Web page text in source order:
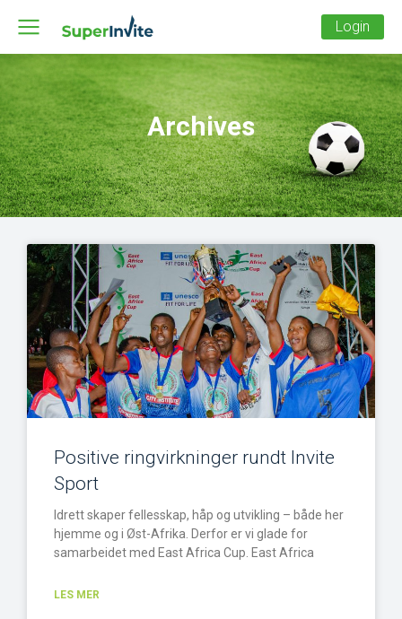
Login
Archives
Positive ringvirkninger rundt Invite
Sport
Idrett skaper fellesskap, håp og utvikling – både her
hjemme og i Øst-Afrika. Derfor er vi glade for
samarbeidet med East Africa Cup. East Africa
LES MER